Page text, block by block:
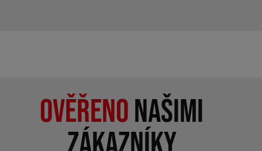
Ověřenonašimi